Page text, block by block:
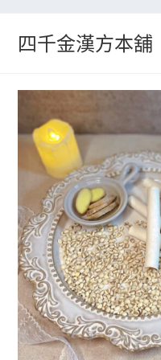
四千金漢方本舖